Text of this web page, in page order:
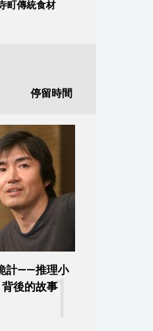
町傳統食材
停留時間
1
計——推理小
後的故事